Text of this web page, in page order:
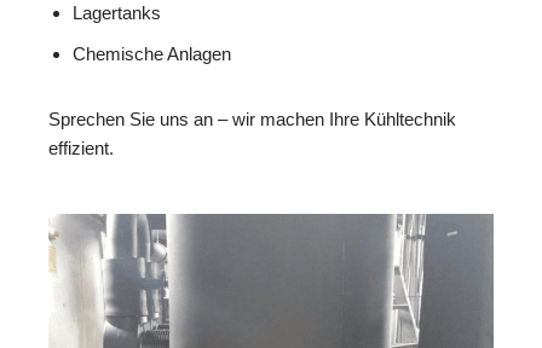
Lagertanks
Chemische Anlagen
Sprechen Sie uns an – wir machen Ihre Kühltechnik
effizient.